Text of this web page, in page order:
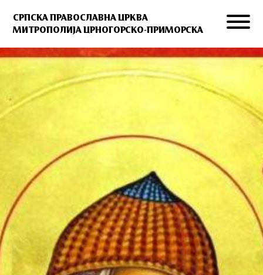
СРПСКА ПРАВОСЛАВНА ЦРКВА
МИТРОПОЛИЈА ЦРНОГОРСКО-ПРИМОРСКА